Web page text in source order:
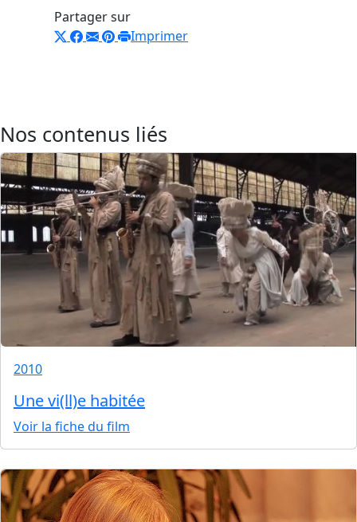
Partager sur
Imprimer
Nos contenus liés
2010
Une vi(ll)e habitée
Voir la fiche du film